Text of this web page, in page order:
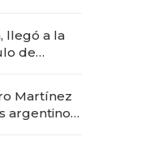
llegó a la
de
Martínez
argentinos